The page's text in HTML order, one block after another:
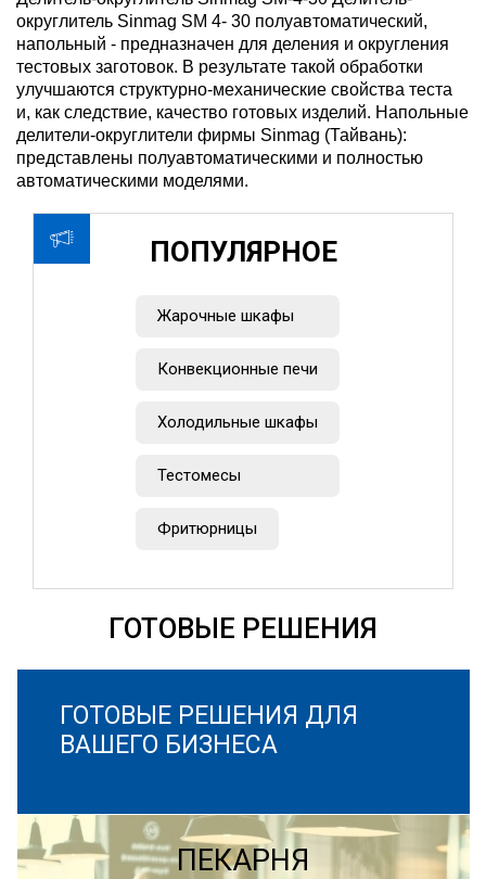
округлитель Sinmag SM 4- 30 полуавтоматический,
напольный - предназначен для деления и округления
тестовых заготовок. В результате такой обработки
улучшаются структурно-механические свойства теста
и, как следствие, качество готовых изделий. Напольные
делители-округлители фирмы Sinmag (Тайвань):
представлены полуавтоматическими и полностью
автоматическими моделями.
ПОПУЛЯРНОЕ
Жарочные шкафы
Конвекционные печи
Холодильные шкафы
Тестомесы
Фритюрницы
ГОТОВЫЕ РЕШЕНИЯ
ГОТОВЫЕ РЕШЕНИЯ ДЛЯ
ВАШЕГО БИЗНЕСА
ПЕКАРНЯ